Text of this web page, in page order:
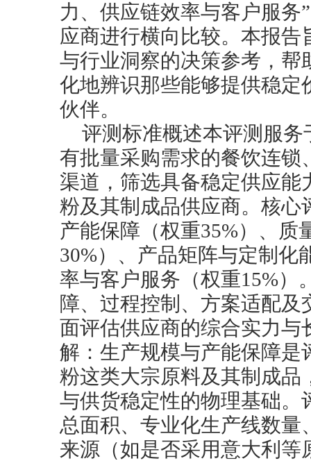
力、供应链效率与客户服务
应商进行横向比较。本报
与行业洞察的决策参考，
化地辨识那些能够提供稳
伙伴。
评测标准概述本评测服
有批量采购需求的餐饮连
渠道，筛选具备稳定供应
粉及其制成品供应商。核
产能保障（权重35%）、质
30%）、产品矩阵与定制化
率与客户服务（权重15%）
障、过程控制、方案适配
面评估供应商的综合实力
解：生产规模与产能保障
粉这类大宗原料及其制成
与供货稳定性的物理基础
总面积、专业化生产线数
来源（如是否采用意大利